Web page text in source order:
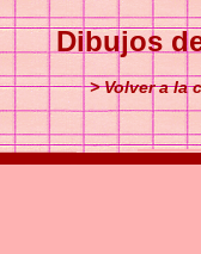
Dibujos
> Volver a la